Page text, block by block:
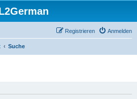
Anmelden
Registrieren
Suche